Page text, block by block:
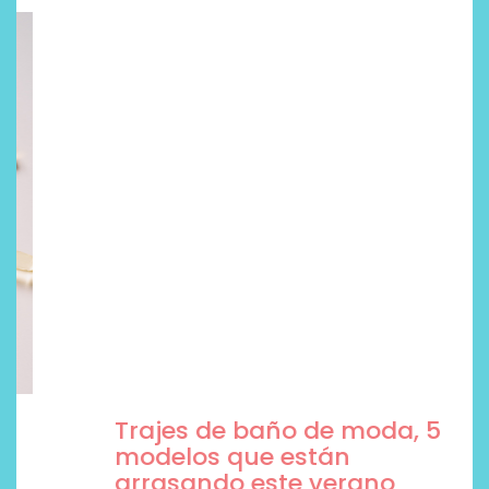
Trajes de baño de moda, 5
modelos que están